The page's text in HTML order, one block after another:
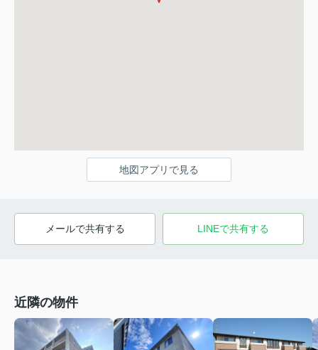
地図アプリで見る
メールで共有する LINEで共有する
近隣の物件